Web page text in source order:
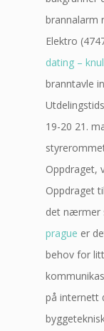
brannalarm
Elektro
dating –
branntavle
19-20 21.
Oppdraget,
Oppdraget
det nærmer
prague er
behov for
på internett